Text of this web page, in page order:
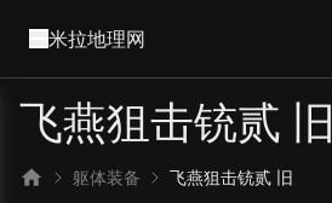
米拉地理网
飞燕狙击铳贰 旧
躯体装备 飞燕狙击铳贰 旧